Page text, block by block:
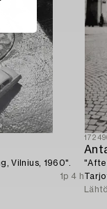
Vilnius, 1960".
1p 4 h